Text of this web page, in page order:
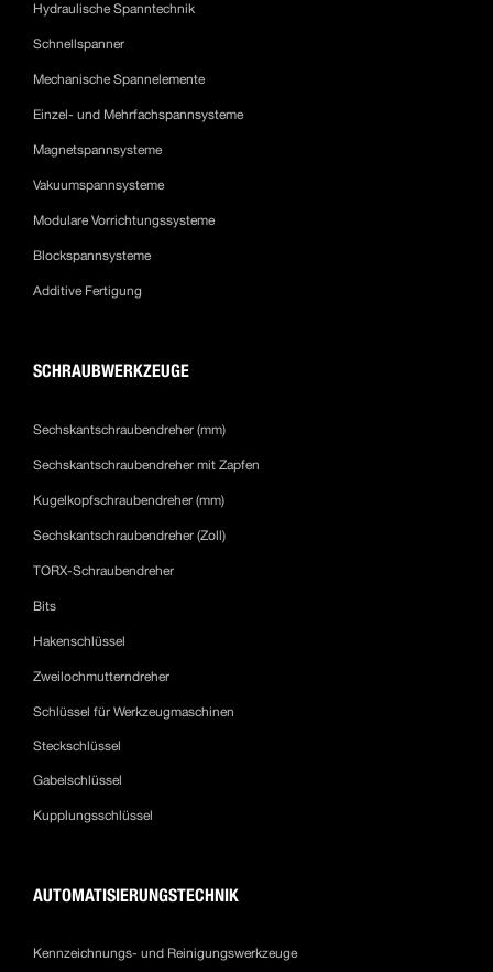
Hydraulische Spanntechnik
Schnellspanner
Mechanische Spannelemente
Einzel- und Mehrfachspannsysteme
Magnetspannsysteme
Vakuumspannsysteme
Modulare Vorrichtungssysteme
Blockspannsysteme
Additive Fertigung
SCHRAUBWERKZEUGE
Sechskantschraubendreher (mm)
Sechskantschraubendreher mit Zapfen
Kugelkopfschraubendreher (mm)
Sechskantschraubendreher (Zoll)
TORX-Schraubendreher
Bits
Hakenschlüssel
Zweilochmutterndreher
Schlüssel für Werkzeugmaschinen
Steckschlüssel
Gabelschlüssel
Kupplungsschlüssel
AUTOMATISIERUNGSTECHNIK
Kennzeichnungs- und Reinigungswerkzeuge